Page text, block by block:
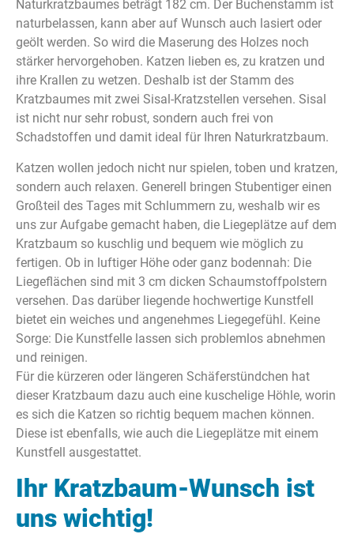
Naturkratzbaumes beträgt 182 cm. Der Buchenstamm ist
naturbelassen, kann aber auf Wunsch auch lasiert oder
geölt werden. So wird die Maserung des Holzes noch
stärker hervorgehoben. Katzen lieben es, zu kratzen und
ihre Krallen zu wetzen. Deshalb ist der Stamm des
Kratzbaumes mit zwei Sisal-Kratzstellen versehen. Sisal
ist nicht nur sehr robust, sondern auch frei von
Schadstoffen und damit ideal für Ihren Naturkratzbaum.
Katzen wollen jedoch nicht nur spielen, toben und kratzen,
sondern auch relaxen. Generell bringen Stubentiger einen
Großteil des Tages mit Schlummern zu, weshalb wir es
uns zur Aufgabe gemacht haben, die Liegeplätze auf dem
Kratzbaum so kuschlig und bequem wie möglich zu
fertigen. Ob in luftiger Höhe oder ganz bodennah: Die
Liegeflächen sind mit 3 cm dicken Schaumstoffpolstern
versehen. Das darüber liegende hochwertige Kunstfell
bietet ein weiches und angenehmes Liegegefühl. Keine
Sorge: Die Kunstfelle lassen sich problemlos abnehmen
und reinigen.
Für die kürzeren oder längeren Schäferstündchen hat
dieser Kratzbaum dazu auch eine kuschelige Höhle, worin
es sich die Katzen so richtig bequem machen können.
Diese ist ebenfalls, wie auch die Liegeplätze mit einem
Kunstfell ausgestattet.
Ihr Kratzbaum-Wunsch ist
uns wichtig!